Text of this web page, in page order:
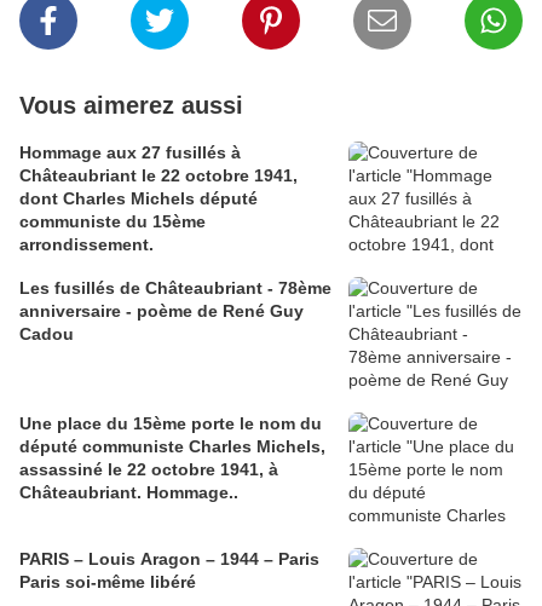
Vous aimerez aussi
Hommage aux 27 fusillés à
Châteaubriant le 22 octobre 1941,
dont Charles Michels député
communiste du 15ème
arrondissement.
Les fusillés de Châteaubriant - 78ème
anniversaire - poème de René Guy
Cadou
Une place du 15ème porte le nom du
député communiste Charles Michels,
assassiné le 22 octobre 1941, à
Châteaubriant. Hommage..
PARIS – Louis Aragon – 1944 – Paris
Paris soi-même libéré